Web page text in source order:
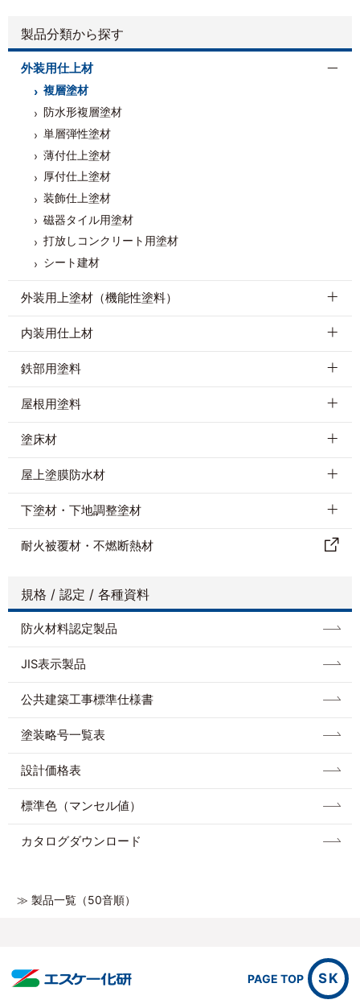
SR-132 SR-414
SR-165 SR-401
SR-418 SR-415
SR-422
製品分類から探す
外装用仕上材
複層塗材
防水形複層塗材
単層弾性塗材
薄付仕上塗材
厚付仕上塗材
装飾仕上塗材
磁器タイル用塗材
打放しコンクリート用塗材
シート建材
外装用上塗材（機能性塗料）
内装用仕上材
鉄部用塗料
屋根用塗料
塗床材
屋上塗膜防水材
下塗材・下地調整塗材
耐⽕被覆材・不燃断熱材
規格 / 認定 / 各種資料
防⽕材料認定製品
JIS表示製品
公共建築工事標準仕様書
塗装略号一覧表
設計価格表
標準色（マンセル値）
カタログダウンロード
≫ 製品一覧（50音順）
PAGE TOP SK